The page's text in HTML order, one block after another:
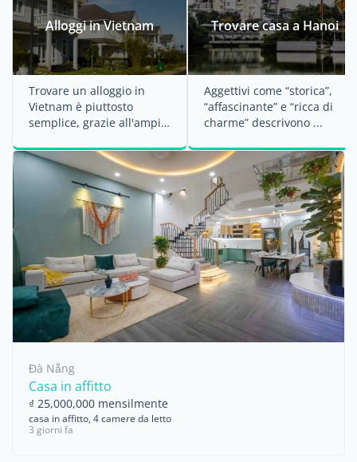
Alloggi in Vietnam
Trovare un alloggio in
Vietnam è piuttosto
semplice, grazie all'ampia
...
Trovare casa a Hanoi
Aggettivi come “storica”,
“affascinante” e “ricca di
charme” descrivono ...
Đà Nẵng
Casa in affitto
₫ 25,000,000 mensilmente
casa in affitto, 4 camere da letto
3 giorni fa